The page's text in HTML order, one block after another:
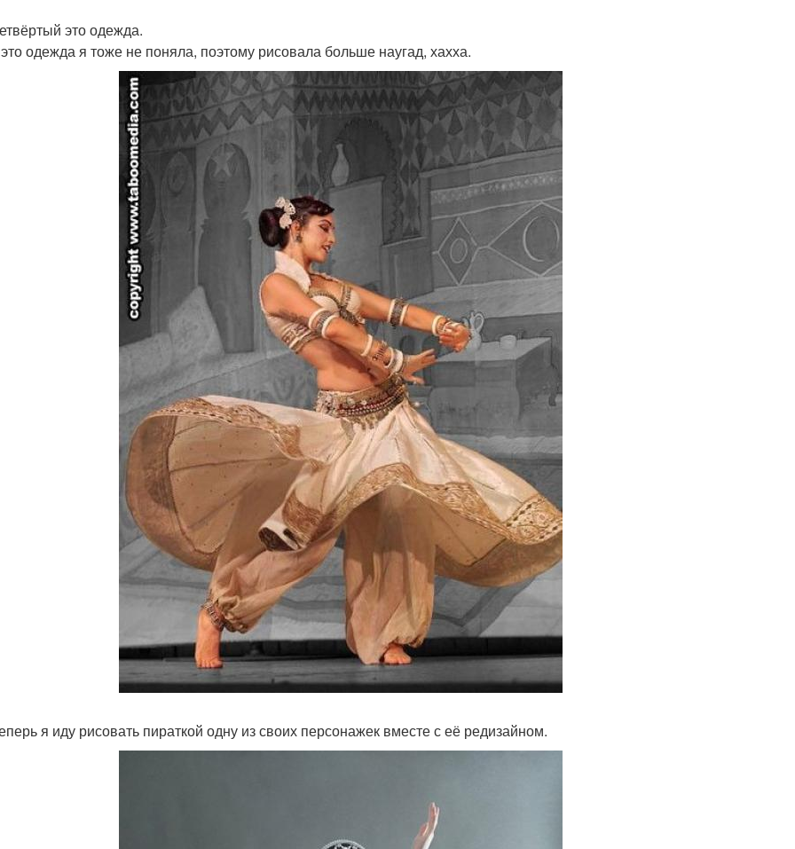
это одежда.
одежда я тоже не поняла, поэтому рисовала больше наугад, хахха.
я иду рисовать пираткой одну из своих персонажек вместе с её редизайном.